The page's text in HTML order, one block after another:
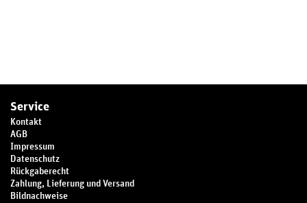
Service
Kontakt
AGB
Impressum
Datenschutz
Rückgaberecht
Zahlung, Lieferung und Versand
Bildnachweise